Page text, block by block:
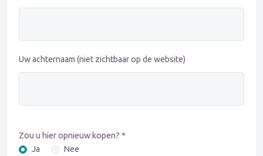
Uw achternaam (niet zichtbaar op de website)
Zou u hier opnieuw kopen? *
Ja
Nee